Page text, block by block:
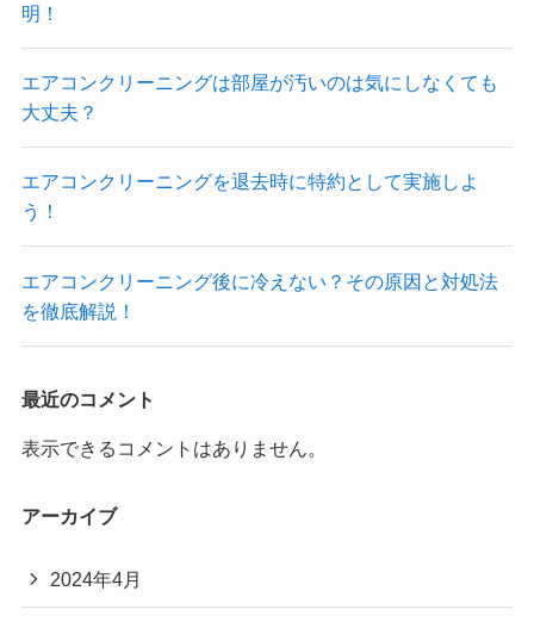
明！
エアコンクリーニングは部屋が汚いのは気にしなくても
大丈夫？
エアコンクリーニングを退去時に特約として実施しよ
う！
エアコンクリーニング後に冷えない？その原因と対処法
を徹底解説！
最近のコメント
表示できるコメントはありません。
アーカイブ
2024年4月